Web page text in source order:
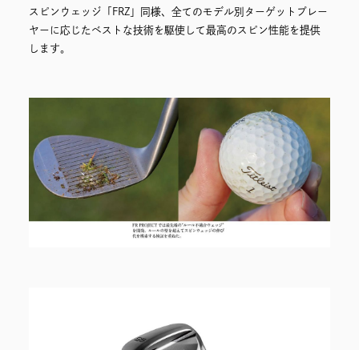
スピンウェッジ「FRZ」同様、全てのモデル別ターゲットプレー
ヤーに応じたベストな技術を駆使して最高のスピン性能を提供
します。